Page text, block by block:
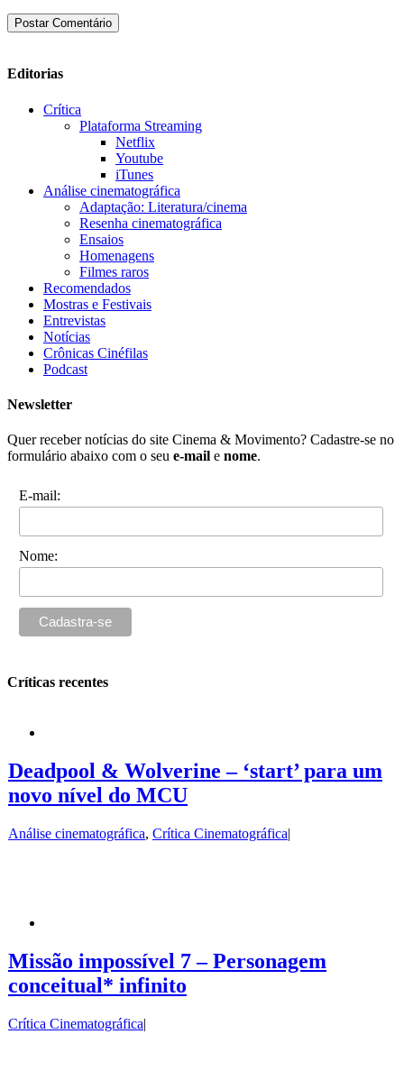
Editorias
Crítica
Plataforma Streaming
Netflix
Youtube
iTunes
Análise cinematográfica
Adaptação: Literatura/cinema
Resenha cinematográfica
Ensaios
Homenagens
Filmes raros
Recomendados
Mostras e Festivais
Entrevistas
Notícias
Crônicas Cinéfilas
Podcast
Newsletter
Quer receber notícias do site Cinema & Movimento? Cadastre-se no
formulário abaixo com o seu e-mail e nome.
E-mail:
Nome:
Críticas recentes
Deadpool & Wolverine – ‘start’ para um
novo nível do MCU
Análise cinematográfica, Crítica Cinematográfica|
Missão impossível 7 – Personagem
conceitual* infinito
Crítica Cinematográfica|